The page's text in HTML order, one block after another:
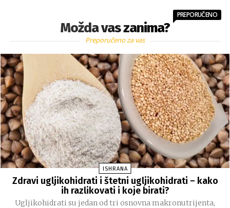
Možda vas zanima?
PREPORUČENO
Preporučeno za vas
ISHRANA
Zdravi ugljikohidrati i štetni ugljikohidrati – kako
ih razlikovati i koje birati?
Ugljikohidrati su jedan od tri osnovna makronutrijenta,